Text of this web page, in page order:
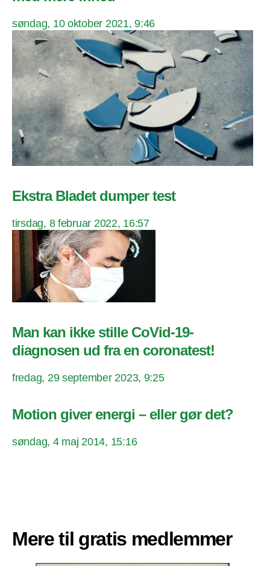
søndag, 10 oktober 2021, 9:46
Ekstra Bladet dumper test
tirsdag, 8 februar 2022, 16:57
Man kan ikke stille CoVid-19-
diagnosen ud fra en coronatest!
fredag, 29 september 2023, 9:25
Motion giver energi – eller gør det?
søndag, 4 maj 2014, 15:16
Mere til gratis medlemmer